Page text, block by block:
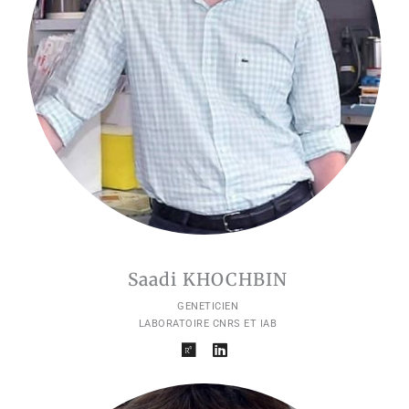
t
e
Saadi KHOCHBIN
GENETICIEN
LABORATOIRE CNRS ET IAB
R
e
s
e
L
i
n
k